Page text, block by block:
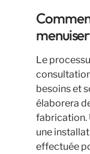
Le
besoins et
élaborera
fabrication.
une
effectuée